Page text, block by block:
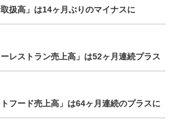
扱高」は14ヶ月ぶりのマイナスに
レストラン売上高」は52ヶ月連続プラス
フード売上高」は64ヶ月連続のプラスに